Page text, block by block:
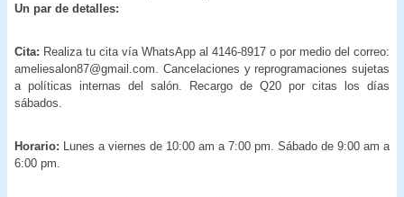
Un par de detalles:
Cita: Realiza tu cita vía WhatsApp al 4146-8917 o por medio del correo:
ameliesalon87@gmail.com. Cancelaciones y reprogramaciones sujetas
a políticas internas del salón. Recargo de Q20 por citas los días
sábados.
Horario: Lunes a viernes de 10:00 am a 7:00 pm. Sábado de 9:00 am a
6:00 pm.